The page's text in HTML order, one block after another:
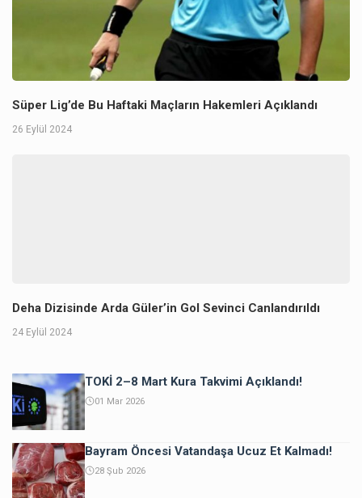
Süper Lig’de Bu Haftaki Maçların Hakemleri Açıklandı
26 Eylül 2024
Deha Dizisinde Arda Güler’in Gol Sevinci Canlandırıldı
24 Eylül 2024
TOKİ 2–8 Mart Kura Takvimi Açıklandı!
01 Mar 2026
Bayram Öncesi Vatandaşa Ucuz Et Kalmadı!
28 Şub 2026